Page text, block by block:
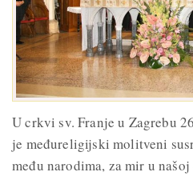
U crkvi sv. Franje u Zagrebu
je međureligijski molitveni
među narodima, za mir u